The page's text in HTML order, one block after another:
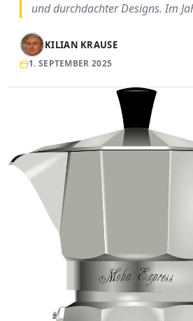
und durchdachter Designs. Im
KILIAN KRAUSE
1. SEPTEMBER 2025